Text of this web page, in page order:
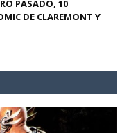
PASADO, 10
DE CLAREMONT Y